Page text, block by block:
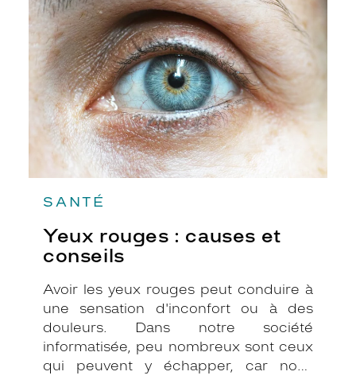
SANTÉ
Yeux rouges : causes et
conseils
Avoir les yeux rouges peut conduire à
une sensation d'inconfort ou à des
douleurs. Dans notre société
informatisée, peu nombreux sont ceux
qui peuvent y échapper, car nous
causes
et
conseils